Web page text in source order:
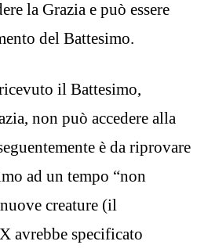
la Grazia e può essere
del Battesimo.
il Battesimo,
non può accedere alla
è da riprovare
ad un tempo “non
creature (il
avrebbe specificato